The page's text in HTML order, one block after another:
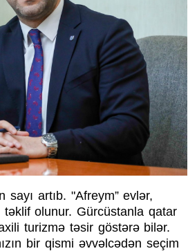
artıb. "Afreym” evlər,
olunur. Gürcüstanla qatar
turizmə təsir göstərə bilər.
bir qismi əvvəlcədən seçim